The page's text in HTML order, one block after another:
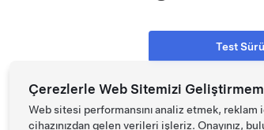
Test
Çerezlerle Web Sitemizi
Web sitesi performansını analiz etmek,
cihazınızdan gelen verileri işleriz. Onayınız,